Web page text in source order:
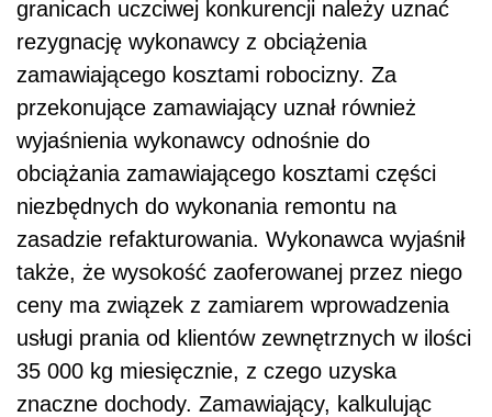
granicach uczciwej konkurencji należy uznać
rezygnację wykonawcy z obciążenia
zamawiającego kosztami robocizny. Za
przekonujące zamawiający uznał również
wyjaśnienia wykonawcy odnośnie do
obciążania zamawiającego kosztami części
niezbędnych do wykonania remontu na
zasadzie refakturowania. Wykonawca wyjaśnił
także, że wysokość zaoferowanej przez niego
ceny ma związek z zamiarem wprowadzenia
usługi prania od klientów zewnętrznych w ilości
35 000 kg miesięcznie, z czego uzyska
znaczne dochody. Zamawiający, kalkulując